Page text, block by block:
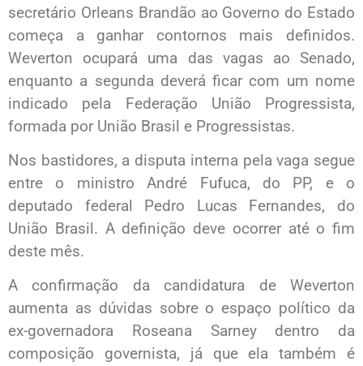
secretário Orleans Brandão ao Governo do Estado
começa a ganhar contornos mais definidos.
Weverton ocupará uma das vagas ao Senado,
enquanto a segunda deverá ficar com um nome
indicado pela Federação União Progressista,
formada por União Brasil e Progressistas.
Nos bastidores, a disputa interna pela vaga segue
entre o ministro André Fufuca, do PP, e o
deputado federal Pedro Lucas Fernandes, do
União Brasil. A definição deve ocorrer até o fim
deste mês.
A confirmação da candidatura de Weverton
aumenta as dúvidas sobre o espaço político da
ex-governadora Roseana Sarney dentro da
composição governista, já que ela também é